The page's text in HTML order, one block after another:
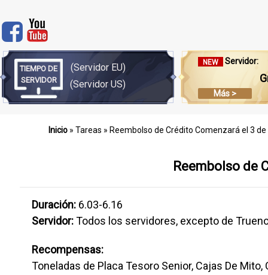
TIEMPO DE
SERVIDOR
(Servidor EU)
(Servidor US)
NEW Servidor:
Más >
Inicio » Tareas » Reembolso de Crédito Comenzará el 3
Reembolso de
Duración: 6.03-6.16
Servidor:Todos los servidores, excepto de
Recompensas:
Toneladas de Placa Tesoro Senior, Cajas De